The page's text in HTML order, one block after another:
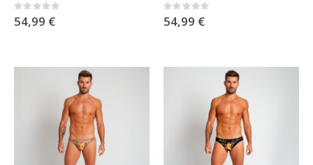
Rating:
0%
54,99 €
Rating:
0%
54,99 €